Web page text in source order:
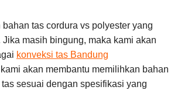
bahan tas cordura vs polyester yang
Jika masih bingung, maka kami akan
konveksi tas Bandung
akan membantu memilihkan bahan
sesuai dengan spesifikasi yang